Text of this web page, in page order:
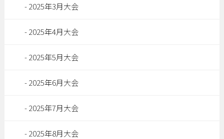
2025年3月大会
2025年4月大会
2025年5月大会
2025年6月大会
2025年7月大会
2025年8月大会